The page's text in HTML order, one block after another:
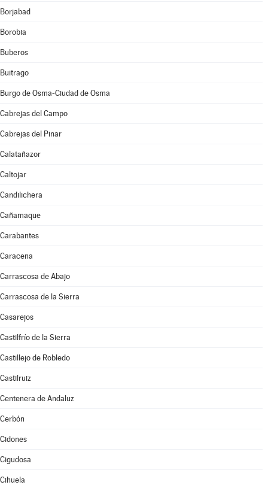
Borjabad
Borobia
Buberos
Buitrago
Burgo de Osma-Ciudad de Osma
Cabrejas del Campo
Cabrejas del Pinar
Calatañazor
Caltojar
Candilichera
Cañamaque
Carabantes
Caracena
Carrascosa de Abajo
Carrascosa de la Sierra
Casarejos
Castilfrío de la Sierra
Castillejo de Robledo
Castilruiz
Centenera de Andaluz
Cerbón
Cidones
Cigudosa
Cihuela